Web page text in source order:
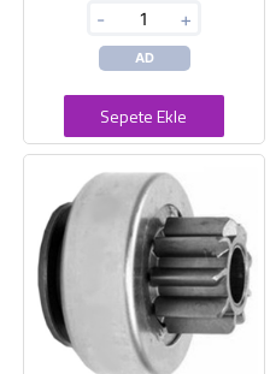
- +
AD
Sepete Ekle